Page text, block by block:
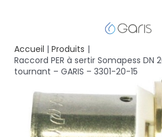
Accueil
Produits
Raccord PER à sertir Somapess DN
tournant – GARIS – 3301-20-15